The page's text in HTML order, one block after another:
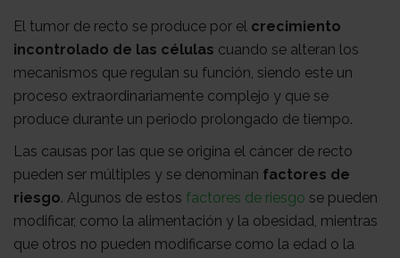
psicológico
Atención
social
Orientación
Médico
Acompañamiento
El tumor de recto se produce por el crecimiento
incontrolado de las células cuando se alteran los
mecanismos que regulan su función, siendo este un
proceso extraordinariamente complejo y que se
produce durante un periodo prolongado de tiempo.
Las causas por las que se origina el cáncer de recto
pueden ser múltiples y se denominan factores de
riesgo. Algunos de estos factores de riesgo se pueden
modificar, como la alimentación y la obesidad, mientras
que otros no pueden modificarse como la edad o la